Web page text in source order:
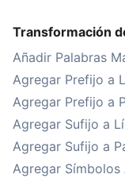
Transformación
Añadir Palabras
Agregar Prefijo a
Agregar Prefijo a
Agregar Sufijo a
Agregar Sufijo a
Agregar